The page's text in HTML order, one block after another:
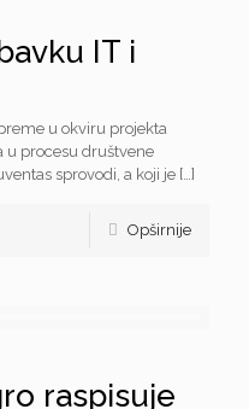
IT i
u okviru projekta
u procesu društvene
sprovodi, a koji je […]
Opširnije
raspisuje